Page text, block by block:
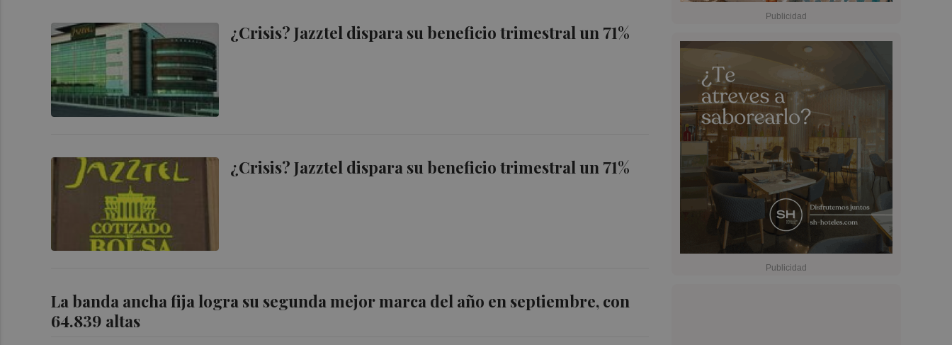
¿Crisis? Jazztel dispara su beneficio trimestral un 71%
¿Crisis? Jazztel dispara su beneficio trimestral un 71%
La banda ancha fija logra su segunda mejor marca del año en septiembre, con
64.839 altas